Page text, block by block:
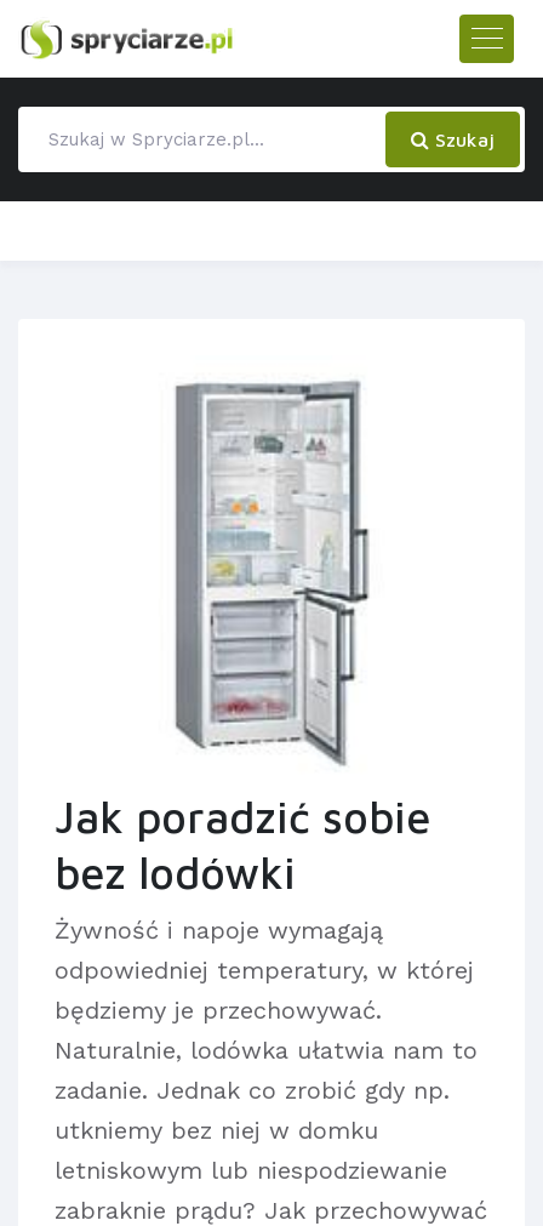
Szukaj
Jak poradzić sobie
bez lodówki
Żywność i napoje wymagają
odpowiedniej temperatury, w której
będziemy je przechowywać.
Naturalnie, lodówka ułatwia nam to
zadanie. Jednak co zrobić gdy np.
utkniemy bez niej w domku
letniskowym lub niespodziewanie
zabraknie prądu? Jak przechowywać